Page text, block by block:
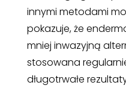
innymi metodami
pokazuje, że
mniej inwazyjną
stosowana
długotrwałe